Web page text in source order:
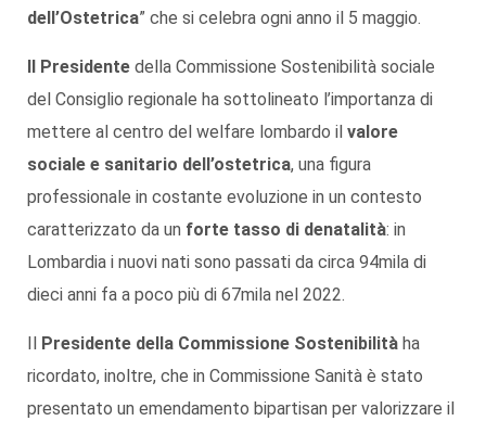
dell’Ostetrica” che si celebra ogni anno il 5 maggio.
Presidente della Commissione Sostenibilità sociale
del Consiglio regionale ha sottolineato l’importanza di
mettere al centro del welfare lombardo il valore
sociale e sanitario dell’ostetrica, una figura
professionale in costante evoluzione in un contesto
caratterizzato da un forte tasso di denatalità: in
Lombardia i nuovi nati sono passati da circa 94mila di
dieci anni fa a poco più di 67mila nel 2022.
Presidente della Commissione Sostenibilità ha
ricordato, inoltre, che in Commissione Sanità è stato
presentato un emendamento bipartisan per valorizzare il